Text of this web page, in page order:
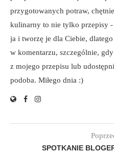
przygotowanych potraw,
kulinarny to nie tylko przepisy
ja i tworzę je dla Ciebie,
w komentarzu, szczególnie,
z mojego przepisu lub
podoba. Miłego dnia :)
SPOTKANIE